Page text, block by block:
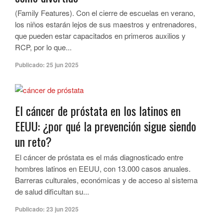
(Family Features). Con el cierre de escuelas en verano,
los niños estarán lejos de sus maestros y entrenadores,
que pueden estar capacitados en primeros auxilios y
RCP, por lo que...
Publicado: 25 jun 2025
El cáncer de próstata en los latinos en
EEUU: ¿por qué la prevención sigue siendo
un reto?
El cáncer de próstata es el más diagnosticado entre
hombres latinos en EEUU, con 13.000 casos anuales.
Barreras culturales, económicas y de acceso al sistema
de salud dificultan su...
Publicado: 23 jun 2025